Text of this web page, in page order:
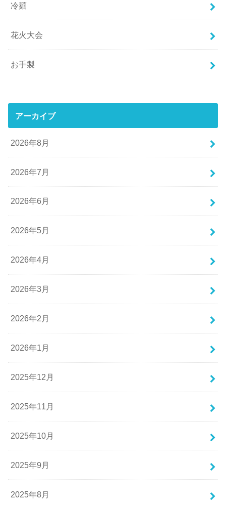
冷麺
花火大会
お手製
アーカイブ
2026年8月
2026年7月
2026年6月
2026年5月
2026年4月
2026年3月
2026年2月
2026年1月
2025年12月
2025年11月
2025年10月
2025年9月
2025年8月